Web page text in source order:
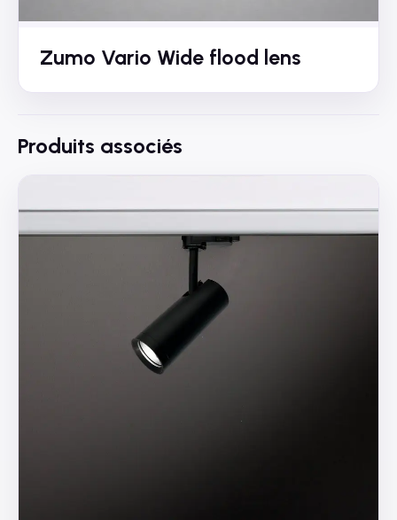
Zumo Vario Wide flood lens
Produits associés